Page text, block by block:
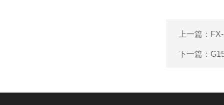
上一篇：
下一篇：